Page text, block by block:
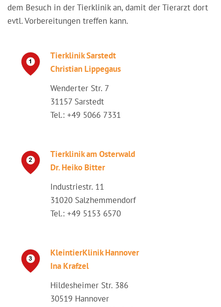
dem Besuch in der Tierklinik an, damit der Tierarzt dort
evtl. Vorbereitungen treffen kann.
Tierklinik Sarstedt
Christian Lippegaus
Wenderter Str. 7
31157 Sarstedt
Tel.: +49 5066 7331
Tierklinik am Osterwald
Dr. Heiko Bitter
Industriestr. 11
31020 Salzhemmendorf
Tel.: +49 5153 6570
KleintierKlinik Hannover
Ina Krafzel
Hildesheimer Str. 386
30519 Hannover